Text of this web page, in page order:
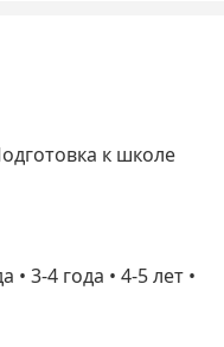
к школе
• 3-4 года • 4-5 лет •